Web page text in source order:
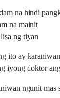
na hindi
na mainit
ng tiyan
ito ay
iyong doktor
ngunit mas